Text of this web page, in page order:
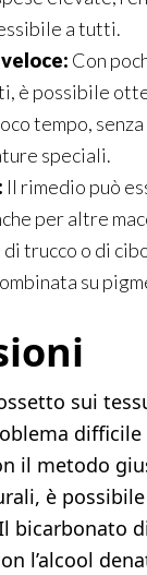
a tutti.
Con
è possibile
tempo,
speciali.
Il rimedio può
per altre
trucco o di
su
sui
difficile
il metodo
è
bicarbonato
l’alcool